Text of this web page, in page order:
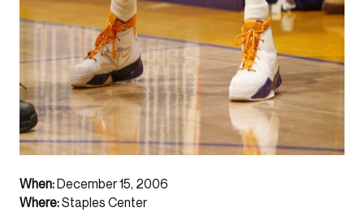
When:December 15, 2006
Where:Staples Center